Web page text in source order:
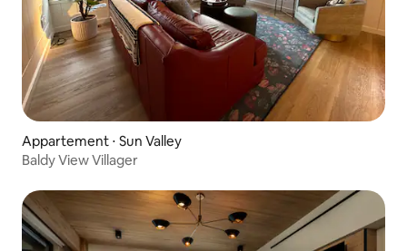
Appartement ⋅ Sun Valley
Baldy View Villager